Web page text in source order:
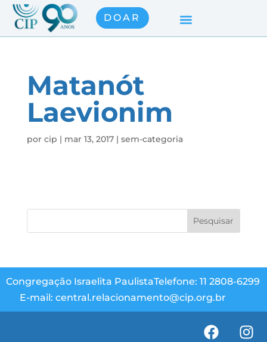
DOAR
Matanót
Laevionim
por cip | mar 13, 2017| sem-categoria
Congregação Israelita PaulistaTelefone: 11 2808-6299
E-mail: central.relacionamento@cip.org.br